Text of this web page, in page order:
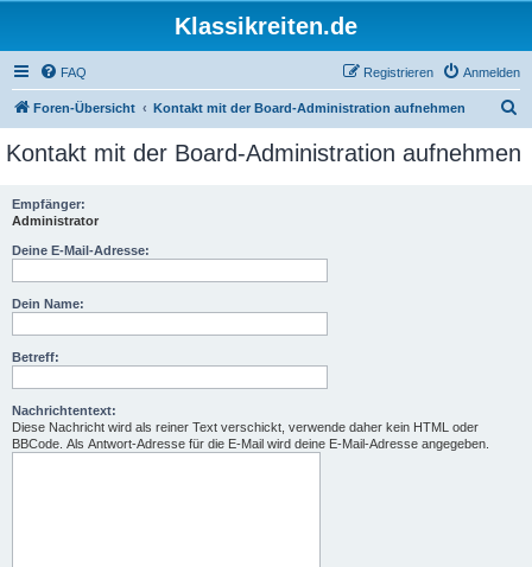
Klassikreiten.de
FAQ Anmelden
Registrieren
Foren-Übersicht Kontakt mit der Board-Administration aufnehmen
c
Kontakt mit der Board-Administration aufnehmen
Empfänger:
Administrator
Deine E-Mail-Adresse:
Dein Name:
Betreff:
Nachrichtentext:
Diese Nachricht wird als reiner Text verschickt, verwende daher kein HTML oder
BBCode. Als Antwort-Adresse für die E-Mail wird deine E-Mail-Adresse angegeben.